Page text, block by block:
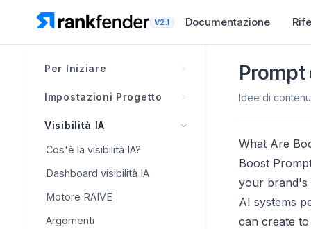
V2.1 Documentazione
Per Iniziare
Cos'è Rankfender?
limiti
Panoramica della navigazione
Configurazione del primo
progetto
Impostazioni Progetto
Panoramica Brand Book
Panoramica Brand Book
Informazioni sul brand
Identità visiva
Voce del brand
Concorrenti
Concorrenti
Scoperta intelligente
Tracciamento testa a testa
Personas
Livelli di affermazione
Matrice di posizionamento
Visibilità IA
Cos'è la visibilità IA?
Dashboard visibilità IA
Motore RAIVE
Argomenti
Idee di
What Are
Boost
your brand's
AI systems
can create